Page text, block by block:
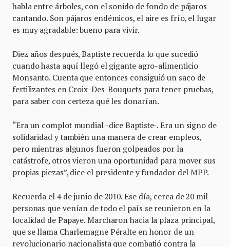
habla entre árboles, con el sonido de fondo de pájaros
cantando. Son pájaros endémicos, el aire es frío, el lugar
es muy agradable: bueno para vivir.
Diez años después, Baptiste recuerda lo que sucedió
cuando hasta aquí llegó el gigante agro-alimenticio
Monsanto. Cuenta que entonces consiguió un saco de
fertilizantes en Croix-Des-Bouquets para tener pruebas,
para saber con certeza qué les donarían.
“Era un complot mundial -dice Baptiste-. Era un signo de
solidaridad y también una manera de crear empleos,
pero mientras algunos fueron golpeados por la
catástrofe, otros vieron una oportunidad para mover sus
propias piezas”, dice el presidente y fundador del MPP.
Recuerda el 4 de junio de 2010. Ese día, cerca de 20 mil
personas que venían de todo el país se reunieron en la
localidad de Papaye. Marcharon hacia la plaza principal,
que se llama Charlemagne Péralte en honor de un
revolucionario nacionalista que combatió contra la